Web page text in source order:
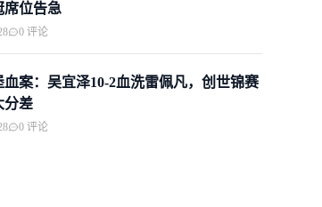
席位告急
0 评论
血案：吴宜泽10-2血洗雷佩凡，创世锦赛
分差
0 评论